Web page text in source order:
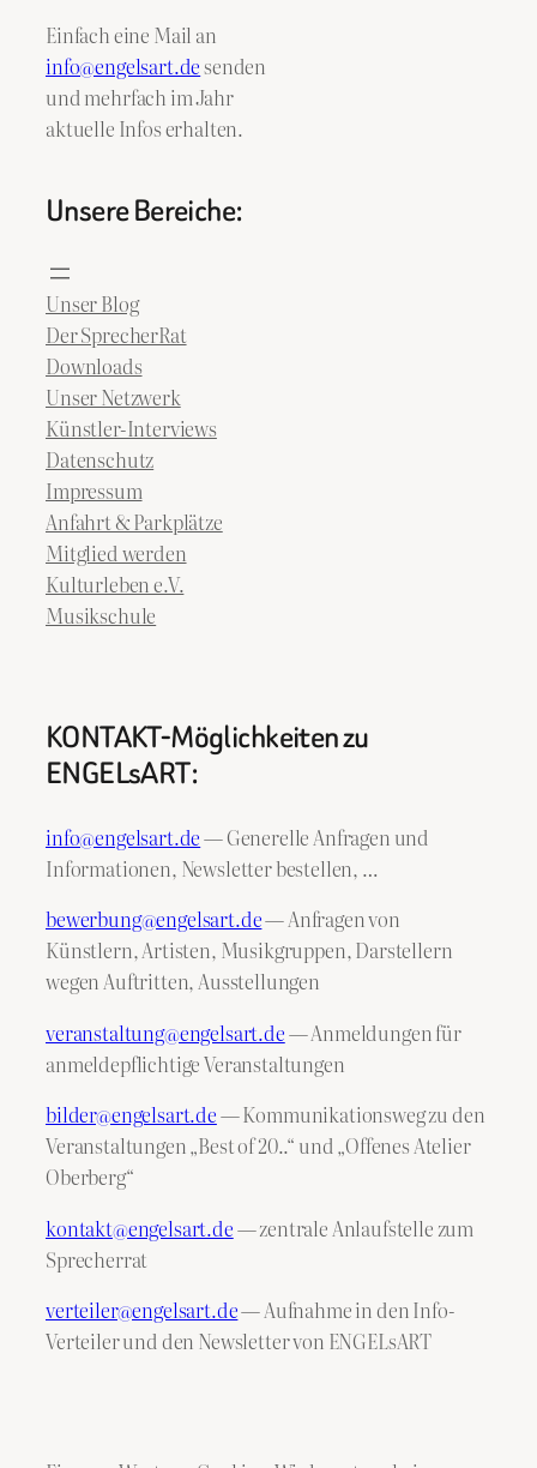
Einfach eine Mail an
info@engelsart.desenden
und mehrfach im Jahr
aktuelle Infos erhalten.
Unsere Bereiche:
Unser Blog
Der SprecherRat
Downloads
Unser Netzwerk
Künstler-Interviews
Datenschutz
Impressum
Anfahrt & Parkplätze
Mitglied werden
Kulturleben e.V.
Musikschule
KONTAKT-Möglichkeiten zu
ENGELsART:
info@engelsart.de— Generelle Anfragen und
Informationen, Newsletter bestellen, …
bewerbung@engelsart.de— Anfragen von
Künstlern, Artisten, Musikgruppen, Darstellern
wegen Auftritten, Ausstellungen
veranstaltung@engelsart.de— Anmeldungen für
anmeldepflichtige Veranstaltungen
bilder@engelsart.de— Kommunikationsweg zu den
Veranstaltungen „Best of 20..“ und „Offenes Atelier
Oberberg“
kontakt@engelsart.de— zentrale Anlaufstelle zum
Sprecherrat
verteiler@engelsart.de— Aufnahme in den Info-
Verteiler und den Newsletter von ENGELsART